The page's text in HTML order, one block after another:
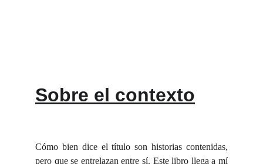
Sobre el contexto
Cómo bien dice el título son historias contenidas,
pero que se entrelazan entre sí. Este libro llega a mí